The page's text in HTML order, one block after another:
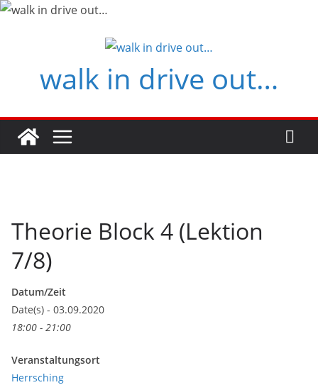
Zum
walk in drive out…
Theorie Block 4 (Lektion
7/8)
Datum/Zeit
Date(s) - 03.09.2020
18:00 - 21:00
Veranstaltungsort
Herrsching